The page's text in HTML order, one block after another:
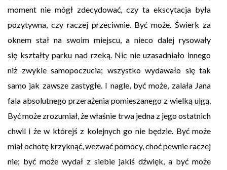
moment nie mógł zdecydować, czy ta ekscytacja była
pozytywna, czy raczej przeciwnie. Być może. Świerk za
oknem stał na swoim miejscu, a nieco dalej rysowały
się kształty parku nad rzeką. Nic nie uzasadniało innego
niż zwykle samopoczucia; wszystko wydawało się tak
samo jak zawsze zastygłe. I nagle, być może, zalała Jana
fala absolutnego przerażenia pomieszanego z wielką ulgą.
Być może zrozumiał, że właśnie trwa jedna z jego ostatnich
chwil i że w którejś z kolejnych go nie będzie. Być może
miał ochotę krzyknąć, wezwać pomocy, choć pewnie raczej
nie; być może wydał z siebie jakiś dźwięk, a być może